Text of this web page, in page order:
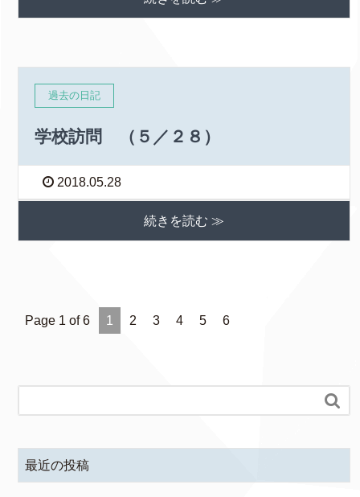
過去の日記
学校訪問 （５／２８）
2018.05.28
続きを読む ≫
Page 1 of 6 1 2 3 4 5 6

最近の投稿